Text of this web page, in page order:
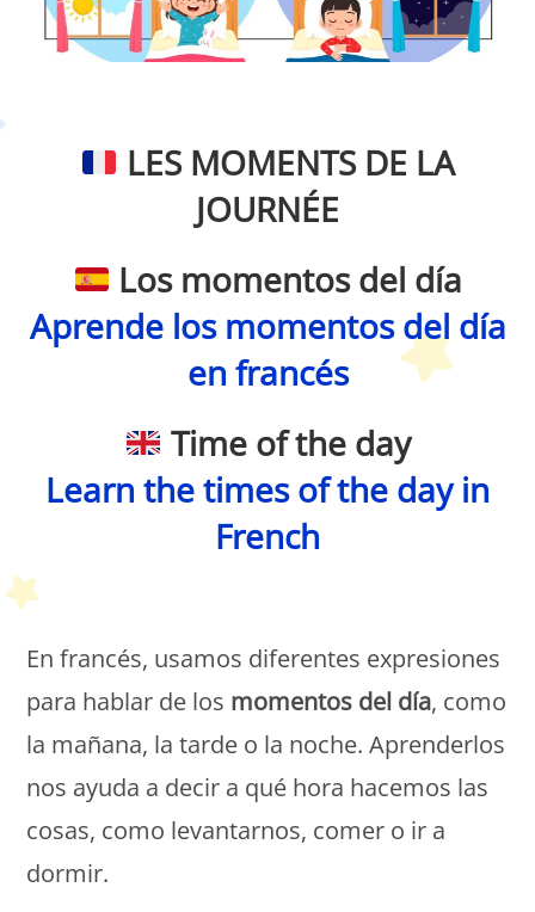
LES MOMENTS DE LA
JOURNÉE
Los momentos del día
Aprende los momentos del día
en francés
Time of the day
Learn the times of the dayin
French
En francés, usamos diferentes expresiones
para hablar de los momentos del día, como
la mañana, la tarde o la noche. Aprenderlos
nos ayuda a decir a qué hora hacemos las
cosas, como levantarnos, comer o ir a
dormir.